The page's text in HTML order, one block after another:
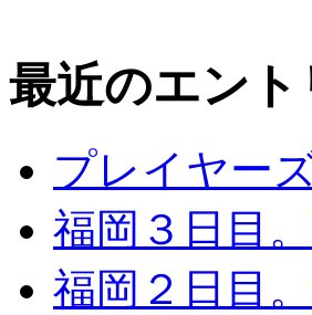
最近のエント
プレイヤー
福岡３日目
福岡２日目